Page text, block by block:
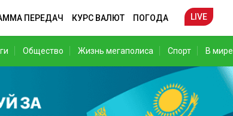
ПЕРЕДАЧ КУРС ВАЛЮТ ПОГОДА LIVE
Общество Жизнь мегаполиса Спорт В мире